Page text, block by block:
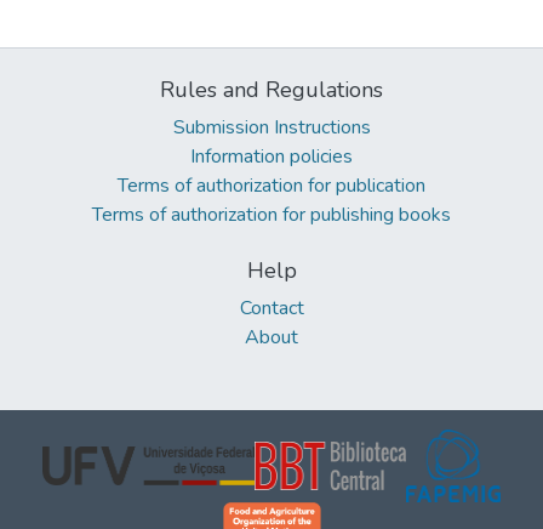
Rules and Regulations
Submission Instructions
Information policies
Terms of authorization for publication
Terms of authorization for publishing books
Help
Contact
About